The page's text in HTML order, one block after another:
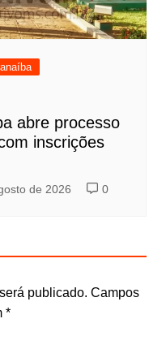
abre processo
inscrições
de 2026 0
publicado. Campos
*